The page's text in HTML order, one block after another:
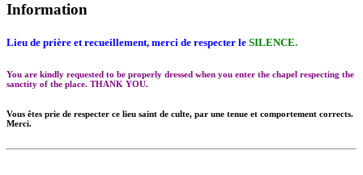
Information
Lieu de prière et recueillement, merci de respecter le SILENCE.
You are kindly requested to be properly dressed when you enter the chapel respecting the
sanctity of the place. THANK YOU.
Vous êtes prie de respecter ce lieu saint de culte, par une tenue et comportement corrects.
Merci.